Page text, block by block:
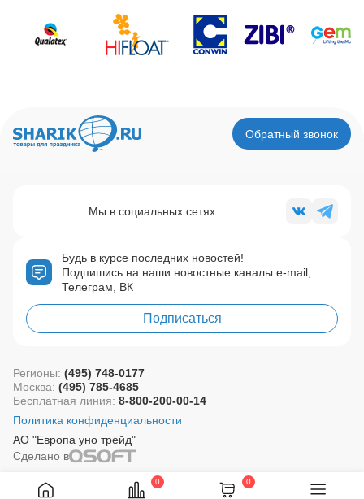
0 0
Обратный звонок
Будь в курсе последних новостей!
Подпишись на наши новостные каналы e-mail,
Телеграм, ВК
Подписаться
Мы в социальных сетях
АО "Европа уно трейд"
Регионы: (495) 748-0177
Москва: (495) 785-4685
Бесплатная линия: 8-800-200-00-14
Политика конфиденциальности
Сделано в